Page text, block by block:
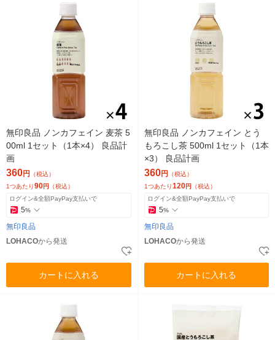
無印良品 ノンカフェイン 麦茶 5
00ml 1セット（1本×4） 良品計
画
360円 （税込）
1つあたり90円 （税込）
ログイン&全額PayPay支払いで
5%
無印良品
LOHACOから発送
カートに入れる
無印良品 ノンカフェイン とう
もろこし茶 500ml 1セット（1本
×3） 良品計画
360円 （税込）
1つあたり120円 （税込）
ログイン&全額PayPay支払いで
5%
無印良品
LOHACOから発送
カートに入れる